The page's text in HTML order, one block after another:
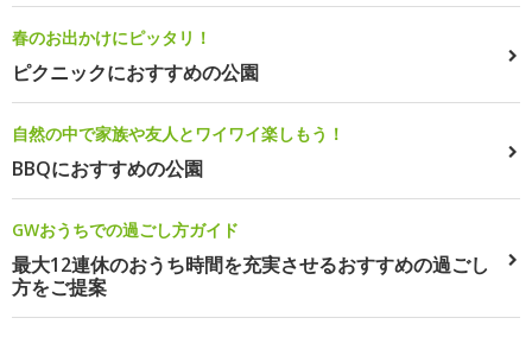
春のお出かけにピッタリ！
ピクニックにおすすめの公園
自然の中で家族や友人とワイワイ楽しもう！
BBQにおすすめの公園
GWおうちでの過ごし方ガイド
最大12連休のおうち時間を充実させるおすすめの過ごし
方をご提案